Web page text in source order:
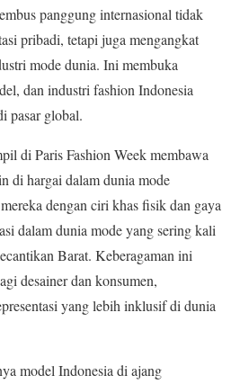
panggung internasional tidak
pribadi, tetapi juga mengangkat
mode dunia. Ini membuka
dan industri fashion Indonesia
pasar global.
di Paris Fashion Week membawa
di hargai dalam dunia mode
dengan ciri khas fisik dan gaya
dalam dunia mode yang sering kali
Barat. Keberagaman ini
desainer dan konsumen,
yang lebih inklusif di dunia
model Indonesia di ajang